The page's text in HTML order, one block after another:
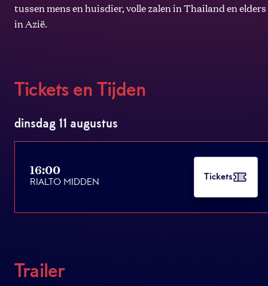
tussen mens en huisdier, volle zalen in Thailand en elders
in Azië.
Tickets en Tijden
dinsdag 11 augustus
16:00
RIALTO MIDDEN
Tickets
Trailer